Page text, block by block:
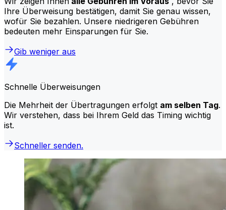
Ihre Überweisung bestätigen, damit Sie genau wissen,
wofür Sie bezahlen. Unsere niedrigeren Gebühren
bedeuten mehr Einsparungen für Sie.
Gib weniger aus
Schnelle Überweisungen
Die Mehrheit der Übertragungen erfolgt am selben Tag.
Wir verstehen, dass bei Ihrem Geld das Timing wichtig
ist.
Schneller senden.